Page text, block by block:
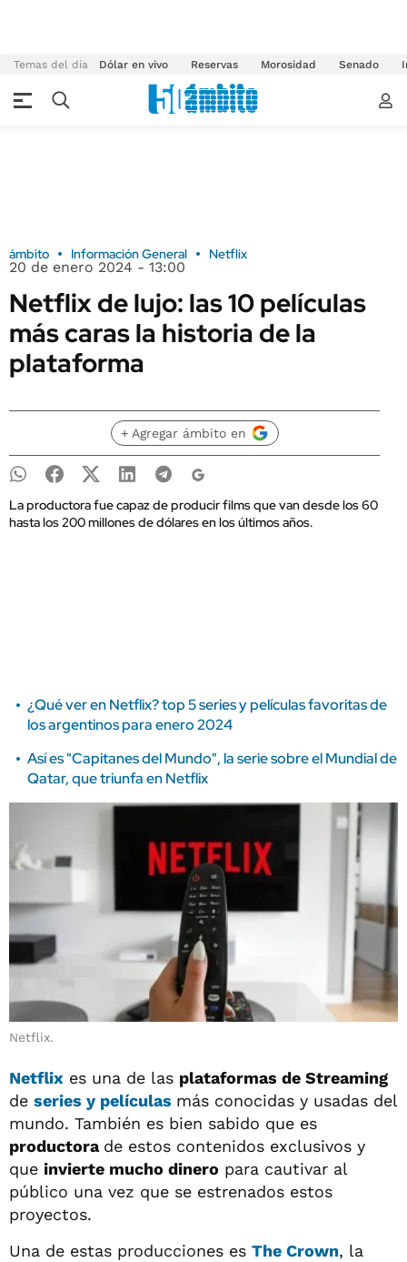
Temas del día Dólar en vivo Reservas Morosidad Senado
ámbito Información General Netflix
20 de enero 2024 - 13:00
Netflix de lujo: las 10 películas
más caras la historia de la
plataforma
+ Agregar ámbito en
La productora fue capaz de producir films que van desde los 60
hasta los 200 millones de dólares en los últimos años.
¿Qué ver en Netflix? top 5 series y películas favoritas de
los argentinos para enero 2024
Así es "Capitanes del Mundo", la serie sobre el Mundial de
Qatar, que triunfa en Netflix
Netflix.
Netflix es una de las plataformas de Streaming
de series y películas más conocidas y usadas del
mundo. También es bien sabido que es
productora de estos contenidos exclusivos y
que invierte mucho dinero para cautivar al
público una vez que se estrenados estos
proyectos.
Una de estas producciones es The Crown, la